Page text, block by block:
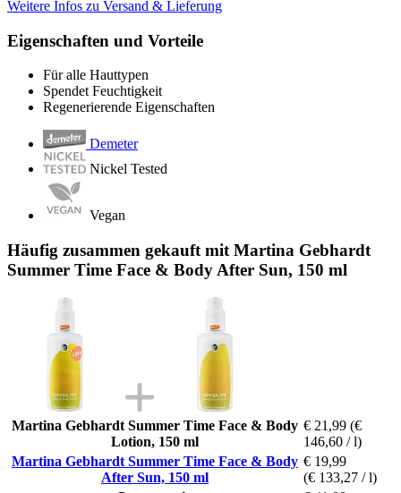
Weitere Infos zu Versand & Lieferung
Eigenschaften und Vorteile
Für alle Hauttypen
Spendet Feuchtigkeit
Regenerierende Eigenschaften
Demeter
Nickel Tested
Vegan
Häufig zusammen gekauft mit Martina Gebhardt
Summer Time Face & Body After Sun, 150 ml
Martina Gebhardt Summer Time Face & Body
Lotion, 150 ml
€ 21,99 (€
146,60 / l)
Martina Gebhardt Summer Time Face & Body
After Sun, 150 ml
€ 19,99
(€ 133,27 / l)